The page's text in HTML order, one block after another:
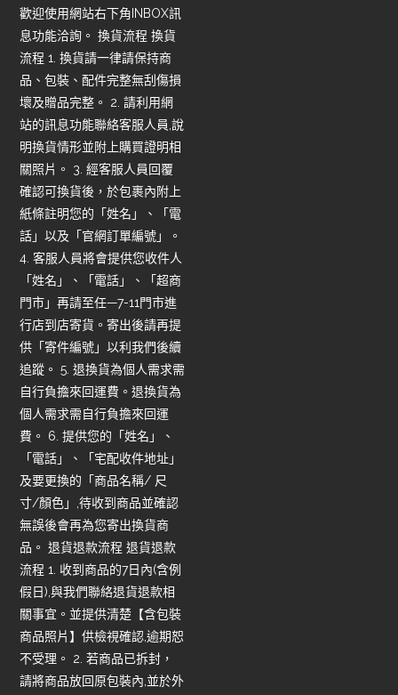
歡迎使用網站右下角INBOX訊
息功能洽詢。 換貨流程 換貨
流程 1. 換貨請一律請保持商
品、包裝、配件完整無刮傷損
壞及贈品完整。 2. 請利用網
站的訊息功能聯絡客服人員,說
明換貨情形並附上購買證明相
關照片。 3. 經客服人員回覆
確認可換貨後，於包裹內附上
紙條註明您的「姓名」、「電
話」以及「官網訂單編號」。
4. 客服人員將會提供您收件人
「姓名」、「電話」、「超商
門市」再請至任—7-11門市進
行店到店寄貨。寄出後請再提
供「寄件編號」以利我們後續
追蹤。 5. 退換貨為個人需求需
自行負擔來回運費。退換貨為
個人需求需自行負擔來回運
費。 6. 提供您的「姓名」、
「電話」、「宅配收件地址」
及要更換的「商品名稱/ 尺
寸/顏色」,待收到商品並確認
無誤後會再為您寄出換貨商
品。 退貨退款流程 退貨退款
流程 1. 收到商品的7日內(含例
假日),與我們聯絡退貨退款相
關事宜。並提供清楚【含包裝
商品照片】供檢視確認,逾期恕
不受理。 2. 若商品已拆封，
請將商品放回原包裝內,並於外